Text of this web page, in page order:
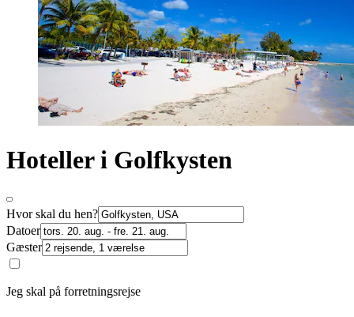
Hoteller i Golfkysten
Hvor skal du hen?
Datoer
Gæster
Jeg skal på forretningsrejse